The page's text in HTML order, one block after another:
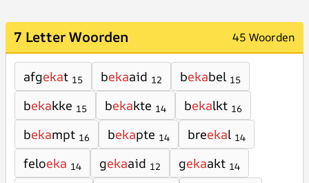
7 Letter Woorden 45 Woorden
afgekat 15 bekaaid 12 bekabel 15
bekakke 15 bekakte 14 bekalkt 16
bekampt 16 bekapte 14 breekal 14
feloeka 14 gekaaid 12 gekaakt 14